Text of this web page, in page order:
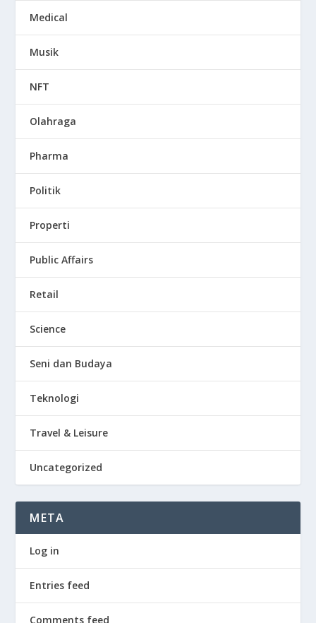
Medical
Musik
NFT
Olahraga
Pharma
Politik
Properti
Public Affairs
Retail
Science
Seni dan Budaya
Teknologi
Travel & Leisure
Uncategorized
META
Log in
Entries feed
Comments feed